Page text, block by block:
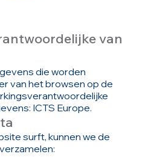
van
die worden
van het browsen op de
ICTS Europe.
surft, kunnen we de